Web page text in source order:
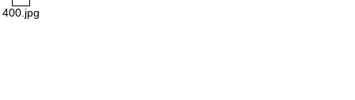
400.jpg